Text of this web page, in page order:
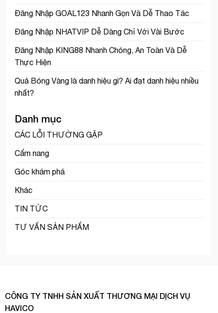
Đăng Nhập GOAL123 Nhanh Gọn Và Dễ Thao Tác
Đăng Nhập NHATVIP Dễ Dàng Chỉ Với Vài Bước
Đăng Nhập KING88 Nhanh Chóng, An Toàn Và Dễ
Thực Hiện
Quả Bóng Vàng là danh hiệu gì? Ai đạt danh hiệu nhiều
nhất?
Danh mục
CÁC LỖI THƯỜNG GẶP
Cẩm nang
Góc khám phá
Khác
TIN TỨC
TƯ VẤN SẢN PHẨM
CÔNG TY TNHH SẢN XUẤT THƯƠNG MẠI DỊCH VỤ
HAVICO